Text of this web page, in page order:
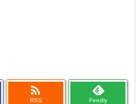

RSS Feedly